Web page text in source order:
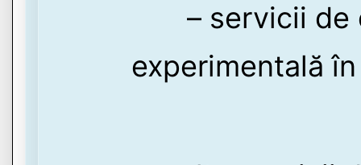
– servicii de
experimentală